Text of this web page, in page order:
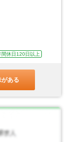
間休日120日以上
ある